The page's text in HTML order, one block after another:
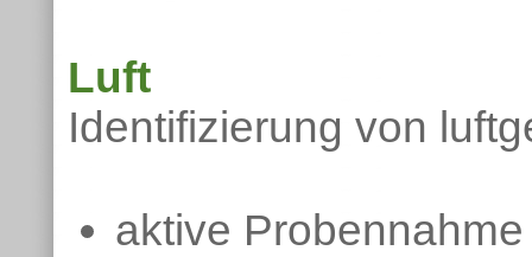
Luft
Identifizierung von
aktive Probennahme